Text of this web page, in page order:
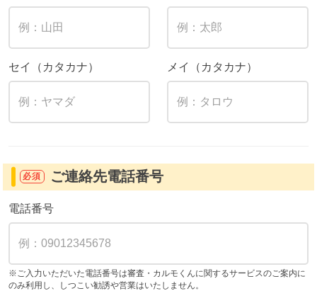
セイ（カタカナ） メイ（カタカナ）
必須 ご連絡先電話番号
電話番号
※ご入力いただいた電話番号は審査・カルモくんに関するサービスのご案内に
のみ利用し、しつこい勧誘や営業はいたしません。